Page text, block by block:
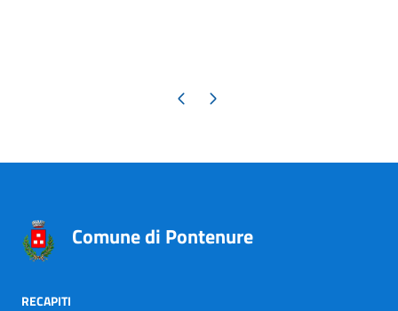
Pagina precedente
Pagina successiva
Comune di Pontenure
RECAPITI